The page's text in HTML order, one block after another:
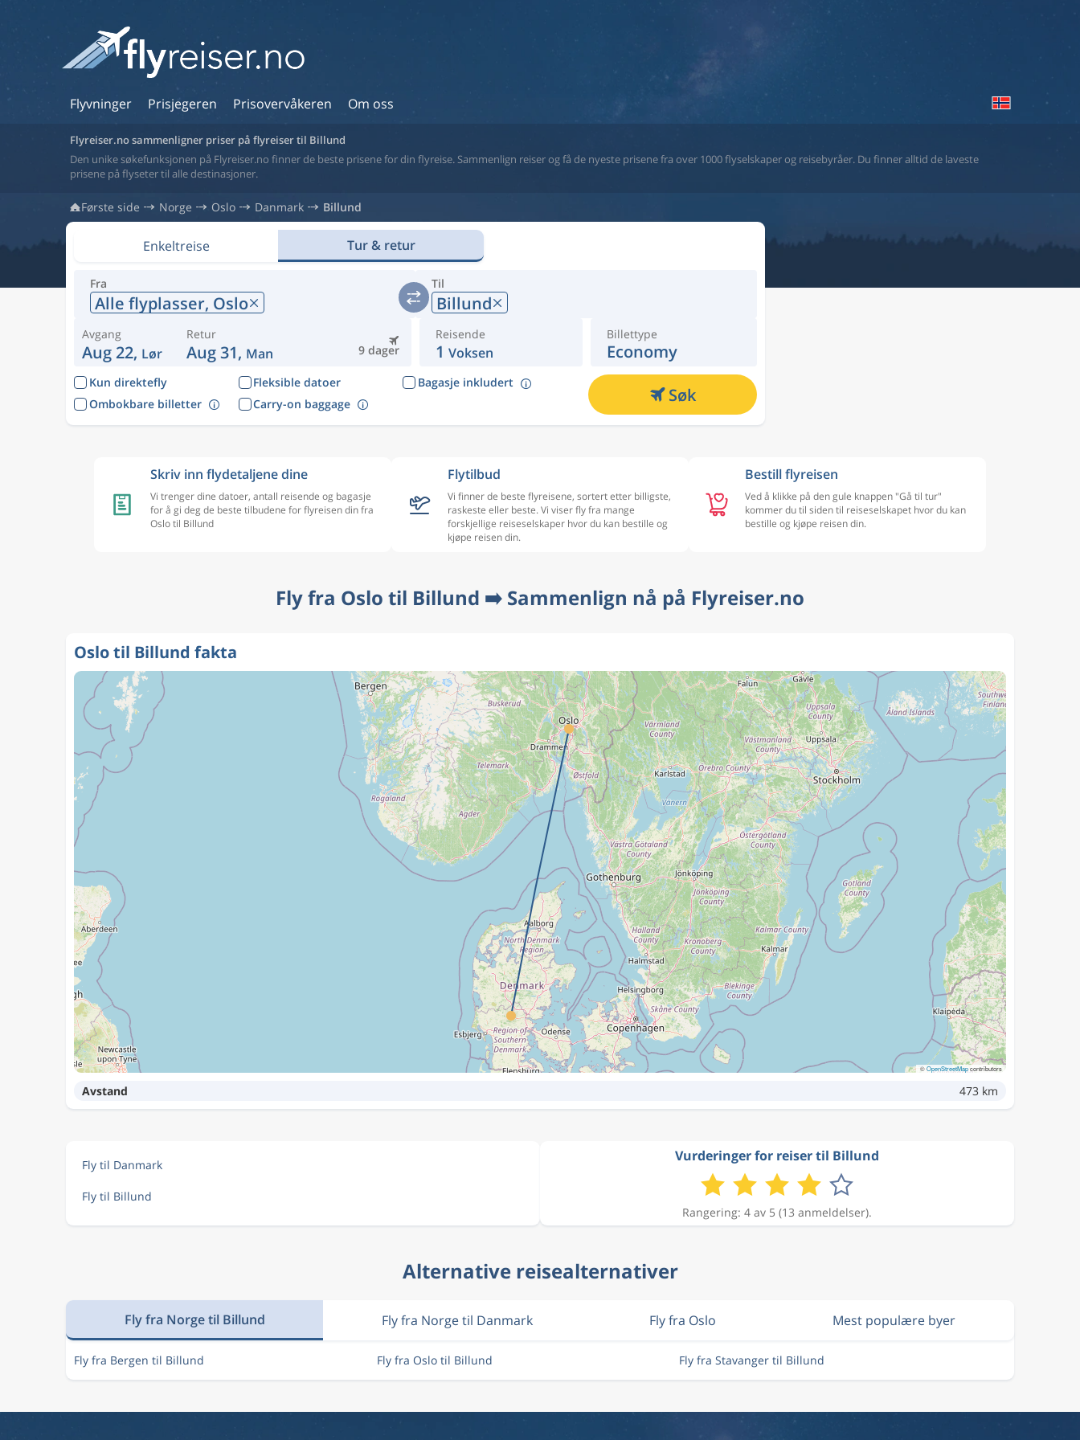
Flyvninger Prisjegeren Prisovervåkeren Om oss
Flyreiser.no sammenligner priser på flyreiser til Billund
Den unike søkefunksjonen på Flyreiser.no finner de beste prisene for din flyreise. Sammenlign reiser og få de nyeste prisene fra over 1000 flyselskaper og reisebyråer. Du finner alltid de laveste
prisene på flyseter til alle destinasjoner.
Første side Norge Oslo Danmark Billund
Enkeltreise Tur & retur
Fra
Alle flyplasser, Oslo
Til
Billund
Avgang
Aug 22, Lør 9 dager
Retur
Aug 31, Man
Reisende
1 Voksen
Billettype
Economy
Kun direktefly Fleksible datoer
Bagasje inkludert
Ombokbare billetter
Carry-on baggage Søk
Skriv inn flydetaljene dine
Vi trenger dine datoer, antall reisende og bagasje
for å gi deg de beste tilbudene for flyreisen din fra
Oslo til Billund
Flytilbud
Vi finner de beste flyreisene, sortert etter billigste,
raskeste eller beste. Vi viser fly fra mange
forskjellige reiseselskaper hvor du kan bestille og
kjøpe reisen din.
Bestill flyreisen
Ved å klikke på den gule knappen "Gå til tur"
kommer du til siden til reiseselskapet hvor du kan
bestille og kjøpe reisen din.
Fly fra Oslo til Billund ➡️ Sammenlign nå på Flyreiser.no
Oslo til Billund fakta
©OpenStreetMapcontributors
Avstand 473 km
Fly til Danmark
Fly til Billund
Vurderinger for reiser til Billund
Rangering: 4 av 5 (13 anmeldelser).
Alternative reisealternativer
Fly fra Norge til Billund Fly fra Norge til Danmark Fly fra Oslo Mest populære byer
Fly fra Bergen til Billund Fly fra Oslo til Billund Fly fra Stavanger til Billund